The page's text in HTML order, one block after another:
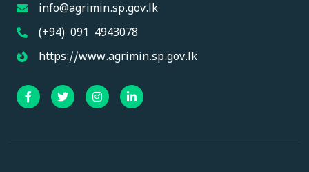
info@agrimin.sp.gov.lk
(+94) 091 4943078
https://www.agrimin.sp.gov.lk